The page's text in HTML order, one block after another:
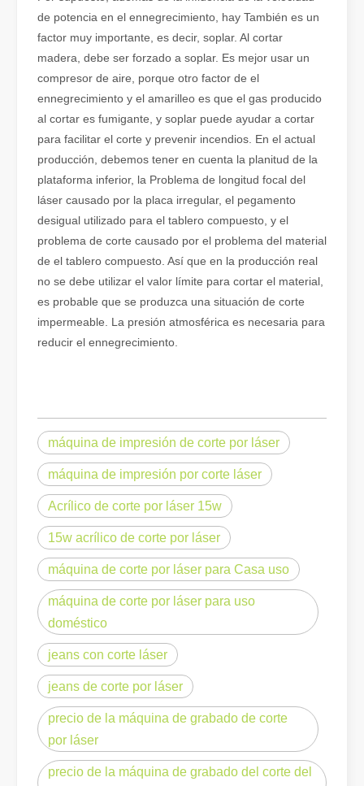
La soldadura láser ha revolucionado la fabricación moderna
de potencia en el ennegrecimiento, hay También es un
factor muy importante, es decir, soplar. Al cortar
madera, debe ser forzado a soplar. Es mejor usar un
compresor de aire, porque otro factor de el
ennegrecimiento y el amarilleo es que el gas producido
al cortar es fumigante, y soplar puede ayudar a cortar
para facilitar el corte y prevenir incendios. En el actual
producción, debemos tener en cuenta la planitud de la
plataforma inferior, la Problema de longitud focal del
láser causado por la placa irregular, el pegamento
desigual utilizado para el tablero compuesto, y el
problema de corte causado por el problema del material
de el tablero compuesto. Así que en la producción real
no se debe utilizar el valor límite para cortar el material,
es probable que se produzca una situación de corte
impermeable. La presión atmosférica es necesaria para
reducir el ennegrecimiento.
máquina de impresión de corte por láser
máquina de impresión por corte láser
Acrílico de corte por láser 15w
15w acrílico de corte por láser
máquina de corte por láser para Casa uso
máquina de corte por láser para uso
doméstico
jeans con corte láser
jeans de corte por láser
precio de la máquina de grabado de corte
por láser
precio de la máquina de grabado del corte del